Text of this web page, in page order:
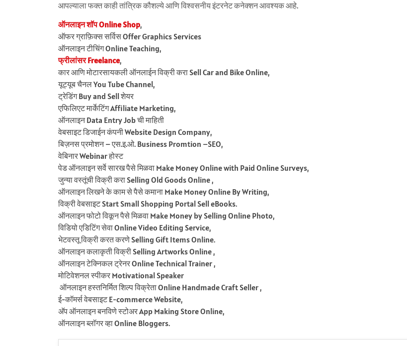
आपल्याला फक्त काही तांत्रिक कौशल्ये आणि विश्वसनीय इंटरनेट कनेक्शन आवश्यक आहे.
ऑनलाइन शॉप Online Shop,
ऑफर ग्राफ़िक्स सर्विस Offer Graphics Services
ऑनलाइन टीचिंग Online Teaching,
फ्रीलांसर Freelance,
कार आणि मोटारसायकली ऑनलाईन विक्री करा Sell Car and Bike Online,
यूट्यूब चैनल You Tube Channel,
ट्रेडिंग Buy and Sell शेयर
एफिलिएट मार्केटिंग Affiliate Marketing,
ऑनलाइन Data Entry Job ची माहिती
वेबसाइट डिजाईन कंपनी Website Design Company,
बिज़नस प्रमोशन – एस.इ.ओ. Business Promtion –SEO,
वेबिनार Webinar होस्ट
पेड ऑनलाइन सर्वे सारख पैसे मिळवा Make Money Online with Paid Online Surveys,
जुन्या वस्तूंची विक्री करा Selling Old Goods Online ,
ऑनलाइन लिखने के काम से पैसे कमाना Make Money Online By Writing,
विक्री वेबसाइट Start Small Shopping Portal Sell eBooks.
ऑनलाइन फोटो विकून पैसे मिळवा Make Money by Selling Online Photo,
विडियो एडिटिंग सेवा Online Video Editing Service,
भेटवस्तू विक्री करत करणे Selling Gift Items Online.
ऑनलाइन कलाकृती विक्री Selling Artworks Online ,
ऑनलाइन टेक्निकल ट्रेनर Online Technical Trainer ,
मोटिवेशनल स्पीकर Motivational Speaker
ऑनलाइन हस्तनिर्मित शिल्प विक्रेता Online Handmade Craft Seller ,
ई-कॉमर्स वेबसाइट E-commerce Website,
अ‍ॅप ऑनलाइन बनविणे स्टोअर App Making Store Online,
ऑनलाइन ब्लॉगर व्हा Online Bloggers.